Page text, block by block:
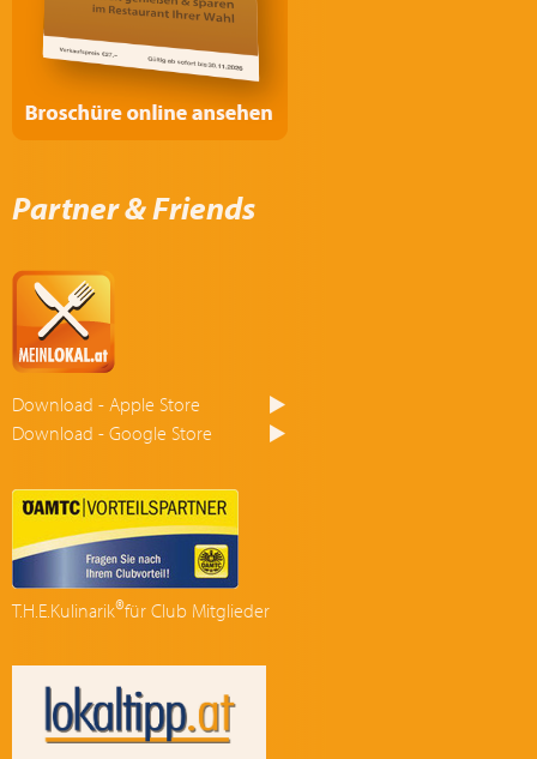
Partner & Friends
Download - Apple Store
Download - Google Store
T.H.E.Kulinarik®für Club Mitglieder